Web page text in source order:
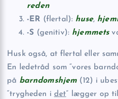
reden
-ER (flertal): huse,
-S (genitiv): hjemmets
Husk også, at flertal eller
En ledetråd som “vores
på barndomshjem (12) i
“trygheden i det” lægger op til